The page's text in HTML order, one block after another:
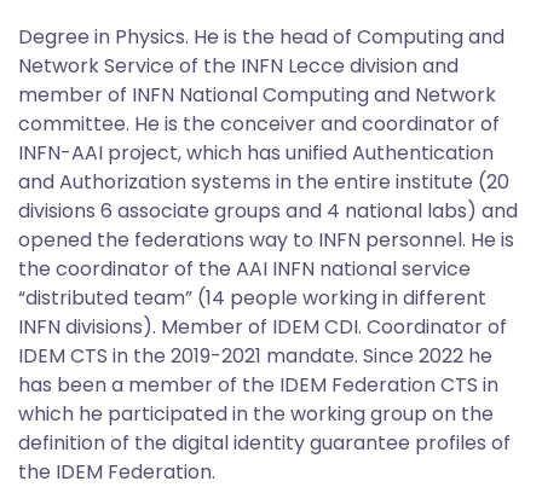
Degree in Physics. He is the head of Computing and
Network Service of the INFN Lecce division and
member of INFN National Computing and Network
committee. He is the conceiver and coordinator of
INFN-AAI project, which has unified Authentication
and Authorization systems in the entire institute (20
divisions 6 associate groups and 4 national labs) and
opened the federations way to INFN personnel. He is
the coordinator of the AAI INFN national service
“distributed team” (14 people working in different
INFN divisions). Member of IDEM CDI. Coordinator of
IDEM CTS in the 2019-2021 mandate. Since 2022 he
has been a member of the IDEM Federation CTS in
which he participated in the working group on the
definition of the digital identity guarantee profiles of
the IDEM Federation.